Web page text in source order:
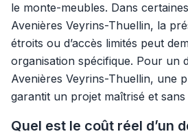
le monte-meubles. Dans
Avenières Veyrins-Thuellin, la
étroits ou d’accès limités peut
organisation spécifique. Pour un
Avenières Veyrins-Thuellin, une
garantit un projet maîtrisé et
Quel est le coût réel d’un